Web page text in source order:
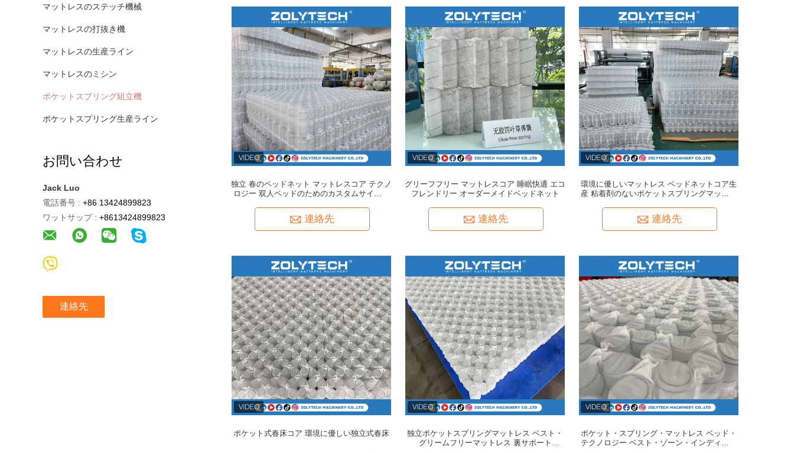
マットレスのステッチ機械
マットレスの打抜き機
マットレスの生産ライン
マットレスのミシン
ポケットスプリング組立機
ポケットスプリング生産ライン
お問い合わせ
Jack Luo
電話番号 : +86 13424899823
ワットサップ : +8613424899823
連絡先
独立 春のベッドネット マットレスコア テクノ
ロジー 双人ベッドのためのカスタムサイズベ
連絡先
グリーフフリー マットレスコア 睡眠快適 エコ
フレンドリー オーダーメイドベッドネット
連絡先
環境に優しいマットレス ベッドネットコア生
産 粘着剤のないポケットスプリングマットレ
連絡先
ポケット式春床コア 環境に優しい独立式春床
独立ポケットスプリングマットレス ベスト・
グリームフリーマットレス 裏サポート
ポケット・スプリング・マットレス ベッド・
テクノロジー ベスト・ゾーン・インディペン